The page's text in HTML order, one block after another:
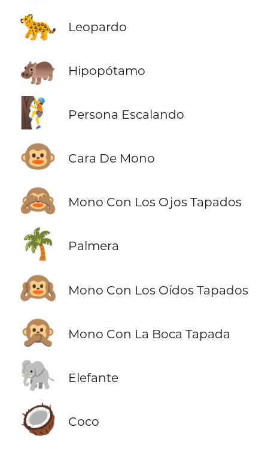
🐆 Leopardo
🦛 Hipopótamo
🧗 Persona Escalando
🐵 Cara De Mono
🙈 Mono Con Los Ojos Tapados
🌴 Palmera
🙉 Mono Con Los Oídos Tapados
🙊 Mono Con La Boca Tapada
🐘 Elefante
🥥 Coco